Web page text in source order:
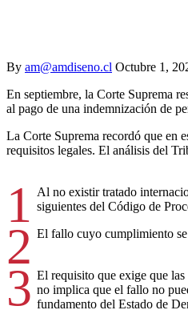
By am@amdiseno.cl Octubre 1,
En septiembre, la Corte Suprema
al pago de una indemnización de
La Corte Suprema recordó que en
requisitos legales. El análisis del
1
Al no existir tratado
siguientes del Código de
2 El fallo cuyo cumplimiento
3 El requisito que exige que
no implica que el fallo no
fundamento del Estado de